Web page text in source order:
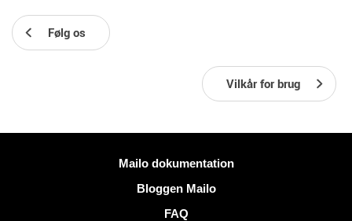
Følg os
Vilkår for brug
Mailo dokumentation
Bloggen Mailo
FAQ